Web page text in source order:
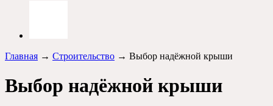
Главная → Строительство → Выбор надёжной крыши
Выбор надёжной крыши